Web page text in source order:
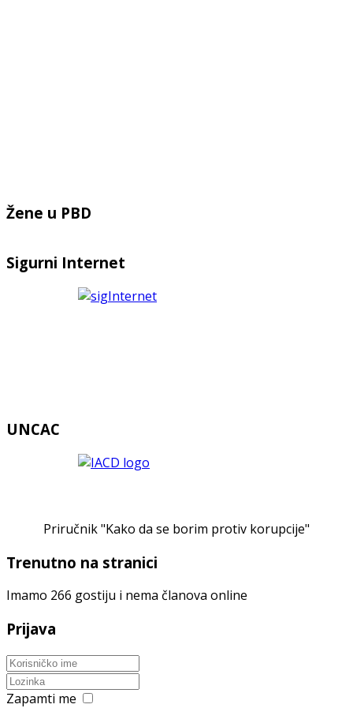
Žene u PBD
Sigurni Internet
UNCAC
Priručnik "Kako da se borim protiv korupcije"
Trenutno na stranici
Imamo 266 gostiju i nema članova online
Prijava
Zapamti me